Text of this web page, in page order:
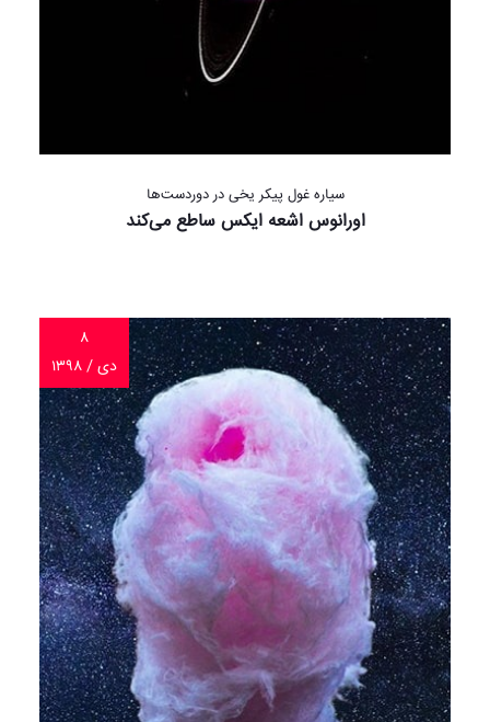
سیاره غول پیکر یخی در دوردست‌ها
اورانوس اشعه ایکس ساطع می‌کند
۸
دی / ۱۳۹۸